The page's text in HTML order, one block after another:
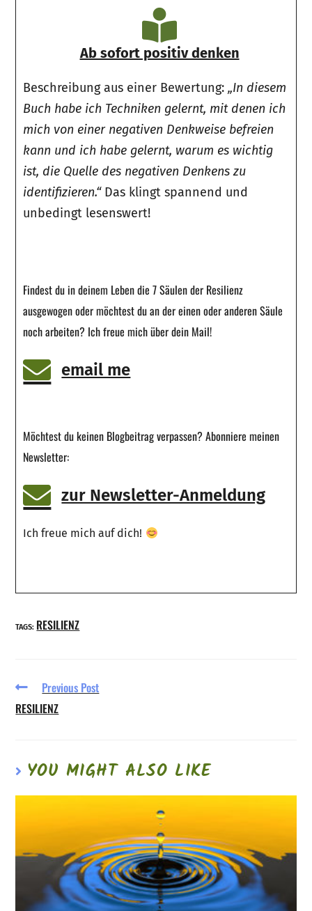
Ab sofort positiv denken
Beschreibung aus einer Bewertung:„In diesem
Buch habe ich Techniken gelernt, mit denen ich
mich von einer negativen Denkweise befreien
kann und ich habe gelernt, warum es wichtig
ist, die Quelle des negativen Denkens zu
identifizieren.“ Das klingt spannend und
unbedingt lesenswert!
Findest du in deinem Leben die 7 Säulen der Resilienz
ausgewogen oder möchtest du an der einen oder anderen Säule
noch arbeiten? Ich freue mich über dein Mail!
email me
Möchtest du keinen Blogbeitrag verpassen? Abonniere meinen
Newsletter:
zur Newsletter-Anmeldung
Ich freue mich auf dich!
TAGS: RESILIENZ
Previous Post
RESILIENZ
YOU MIGHT ALSO LIKE